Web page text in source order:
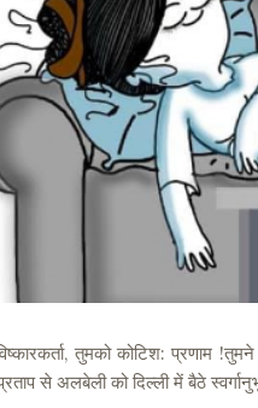
तुमको कोटिश: प्रणाम
से अलबेली को दिल्ली में बैठे